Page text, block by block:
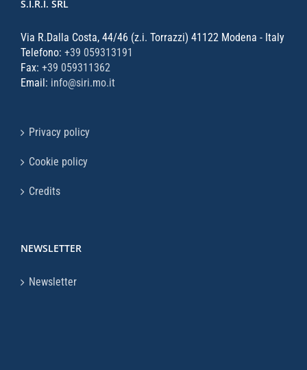
S.I.R.I. SRL
Via R.Dalla Costa, 44/46 (z.i. Torrazzi) 41122 Modena - Italy
Telefono: +39 059313191
Fax: +39 059311362
Email: info@siri.mo.it
Privacy policy
Cookie policy
Credits
NEWSLETTER
Newsletter